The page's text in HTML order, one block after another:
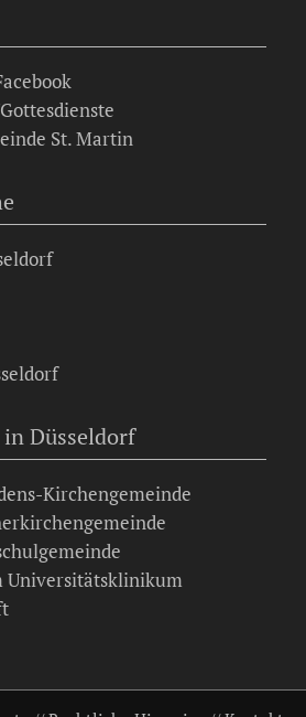
St. Martin
Düsseldorf
Kirchengemeinde
Universitätsklinikum